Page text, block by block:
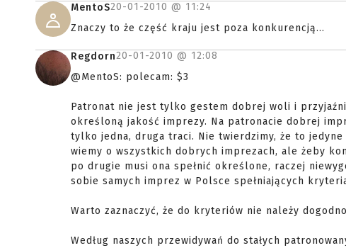
MentoS20-01-2010 @ 11:24
Znaczy to że część kraju jest poza konkurencją...
Regdorn20-01-2010 @ 12:08
@MentoS: polecam: $3
Patronat nie jest tylko gestem dobrej woli i
określoną jakość imprezy. Na patronacie dobrej
tylko jedna, druga traci. Nie twierdzimy, że to
wiemy o wszystkich dobrych imprezach, ale żeby
po drugie musi ona spełnić określone, raczej
sobie samych imprez w Polsce spełniających
Warto zaznaczyć, że do kryteriów nie należy
Według naszych przewidywań do stałych